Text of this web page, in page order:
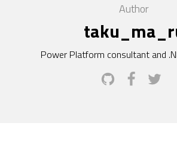
Author
Power Platform consultant and